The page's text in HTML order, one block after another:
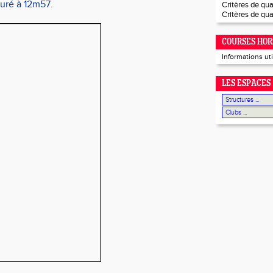
à 12m57.
Critères de
Critères de
COURSES
Informations
LES ESPACES